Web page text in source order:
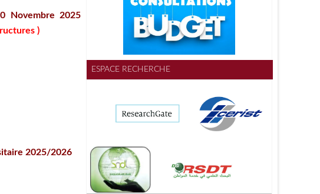
Novembre 2025
)
2025/2026
ESPACE RECHERCHE